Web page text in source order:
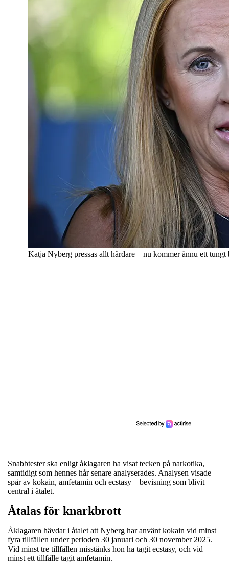
Katja Nyberg pressas allt hårdare – nu kommer ännu ett
Snabbtester ska enligt åklagaren ha visat tecken på narkotika,
samtidigt som hennes hår senare analyserades. Analysen visade
spår av kokain, amfetamin och ecstasy – bevisning som blivit
central i åtalet.
Åtalas för knarkbrott
Åklagaren hävdar i åtalet att Nyberg har använt kokain vid minst
fyra tillfällen under perioden 30 januari och 30 november 2025.
Vid minst tre tillfällen misstänks hon ha tagit ecstasy, och vid
minst ett tillfälle tagit amfetamin.